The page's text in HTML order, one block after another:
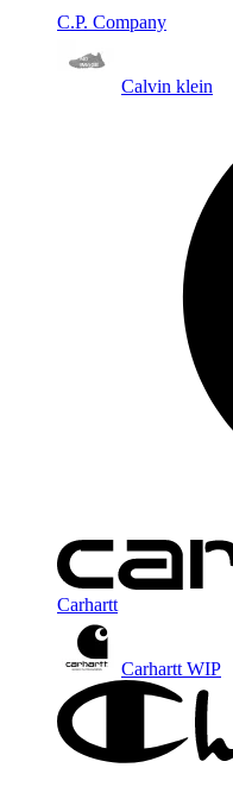
C.P. Company
Calvin klein
Carhartt
Carhartt WIP